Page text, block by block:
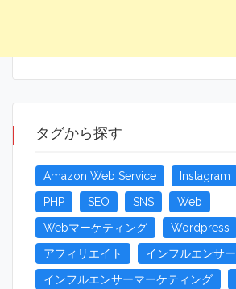
タグから探す
Amazon Web Service Instagram
PHP
SEO SNS
Web
Webマーケティング
Wordpress
アフィリエイト
インフルエンサー
インフルエンサーマーケティング